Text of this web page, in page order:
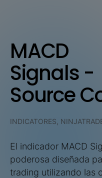
MACD
Signals -
Source
INDICATORES,
El indicador MACD
poderosa diseñada
trading utilizando las